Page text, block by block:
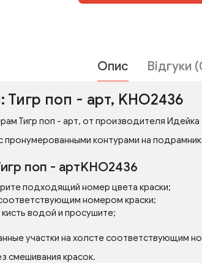
Опис Відгуки
поп - арт, KHO2436
Тигр поп - арт, от производителя
контурами на
поп - артKHO2436
подходящий номер цвета краски;
номером краски;
водой и просушите;
участки на холсте соответствующим
смешивания красок.